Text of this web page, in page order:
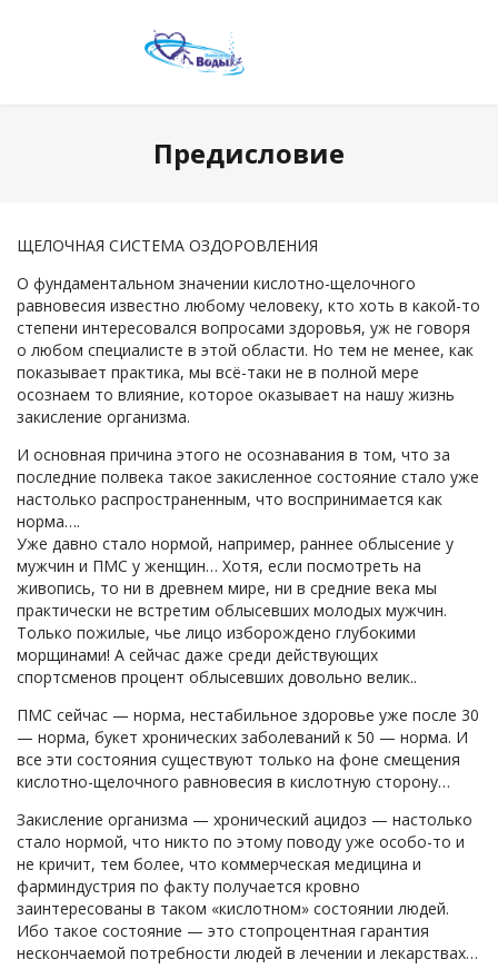
Предисловие
ЩЕЛОЧНАЯ СИСТЕМА ОЗДОРОВЛЕНИЯ
О фундаментальном значении кислотно-щелочного
равновесия известно любому человеку, кто хоть в какой-то
степени интересовался вопросами здоровья, уж не говоря
о любом специалисте в этой области. Но тем не менее, как
показывает практика, мы всё-таки не в полной мере
осознаем то влияние, которое оказывает на нашу жизнь
закисление организма.
И основная причина этого не осознавания в том, что за
последние полвека такое закисленное состояние стало уже
настолько распространенным, что воспринимается как
норма….
Уже давно стало нормой, например, раннее облысение у
мужчин и ПМС у женщин… Хотя, если посмотреть на
живопись, то ни в древнем мире, ни в средние века мы
практически не встретим облысевших молодых мужчин.
Только пожилые, чье лицо изборождено глубокими
морщинами! А сейчас даже среди действующих
спортсменов процент облысевших довольно велик..
ПМС сейчас — норма, нестабильное здоровье уже после 30
— норма, букет хронических заболеваний к 50 — норма. И
все эти состояния существуют только на фоне смещения
кислотно-щелочного равновесия в кислотную сторону…
Закисление организма — хронический ацидоз — настолько
стало нормой, что никто по этому поводу уже особо-то и
не кричит, тем более, что коммерческая медицина и
фарминдустрия по факту получается кровно
заинтересованы в таком «кислотном» состоянии людей.
Ибо такое состояние — это стопроцентная гарантия
нескончаемой потребности людей в лечении и лекарствах…